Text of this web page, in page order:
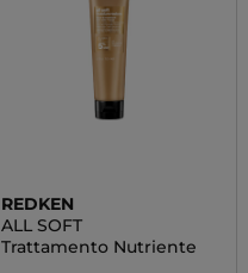
REDKEN
ALL SOFT
Trattamento Nutriente